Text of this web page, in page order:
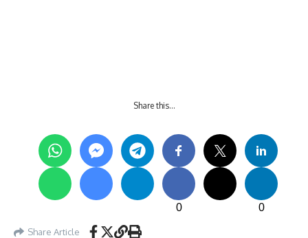
Share this…
0 0
Share Article